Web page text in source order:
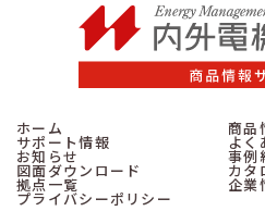
ホーム 商品
サポート情報 よく
お知らせ 事例
図面ダウンロード カタ
拠点一覧 企業
プライバシーポリシー